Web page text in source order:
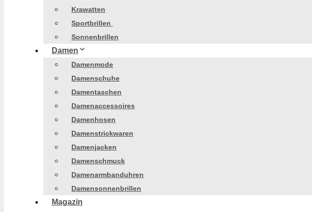
Krawatten
Sportbrillen
Sonnenbrillen
Damen
Damenmode
Damenschuhe
Damentaschen
Damenaccessoires
Damenhosen
Damenstrickwaren
Damenjacken
Damenschmuck
Damenarmbanduhren
Damensonnenbrillen
Magazin